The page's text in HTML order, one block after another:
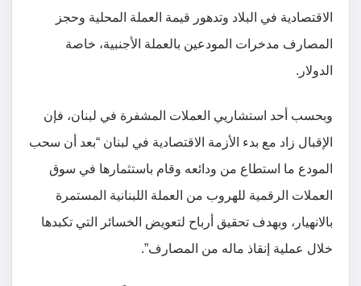
الاقتصادية في البلاد وتدهور قيمة العملة المحلية وحجز
المصارف مدخرات المودعين بالعملة الأجنبية، خاصة
الدولار.
وبحسب أحد استشاريي العملات المشفرة في لبنان، فإن
الإقبال زاد مع بدء الأزمة الاقتصادية في لبنان “بعد أن سحب
المودع ما استطاع من ودائعه وقام باستثمارها في سوق
العملات الرقمية للهروب من العملة اللبنانية المستمرة
بالانهيار، وبهدف تحقيق أرباح لتعويض الخسائر التي تكبدها
خلال عملية إنقاذ ماله من المصارف”.